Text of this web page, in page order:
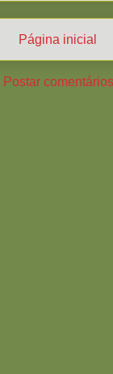
Página inicial
Postar